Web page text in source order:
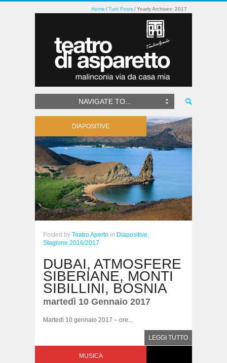
Home Tutti Posts Yearly Archives: 2017
NAVIGATE TO...
DIAPOSITIVE
Posted by Teatro Aperto in Diapositive,
Stagione 2016/2017
DUBAI, ATMOSFERE
SIBERIANE, MONTI
SIBILLINI, BOSNIA
martedì 10 Gennaio 2017
Martedì 10 gennaio 2017 – ore...
LEGGI TUTTO
MUSICA